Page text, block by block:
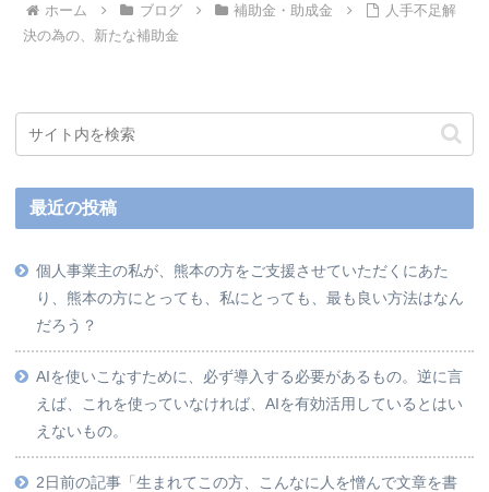
ホーム ブログ 補助金・助成金
人手不足解
決の為の、新たな補助金
最近の投稿
個人事業主の私が、熊本の方をご支援させていただくにあた
り、熊本の方にとっても、私にとっても、最も良い方法はなん
だろう？
AIを使いこなすために、必ず導入する必要があるもの。逆に言
えば、これを使っていなければ、AIを有効活用しているとはい
えないもの。
2日前の記事「生まれてこの方、こんなに人を憎んで文章を書